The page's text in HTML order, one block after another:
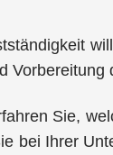
Sie,
bei Ihrer